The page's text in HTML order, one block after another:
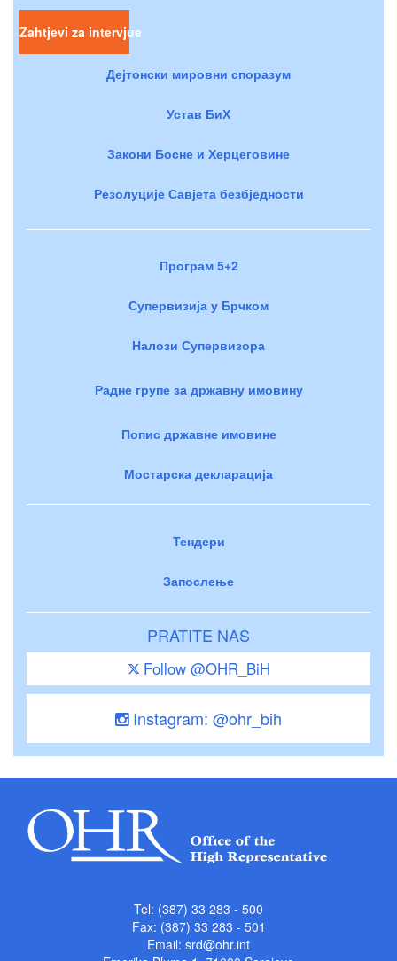
Zahtjevi za intervjue
Дејтонски мировни споразум
Устав БиХ
Закони Босне и Херцеговине
Резолуције Савјета безбједности
Програм 5+2
Супервизија у Брчком
Налози Супервизора
Радне групе за државну имовину
Попис државне имовине
Мостарска декларација
Тендери
Запослење
PRATITE NAS
Follow @OHR_BiH
Instagram: @ohr_bih
Tel: (387) 33 283 - 500
Fax: (387) 33 283 - 501
Email: srd@ohr.int